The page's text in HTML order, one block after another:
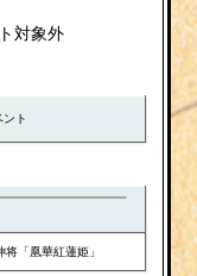
対象外
ト
将「凰華紅蓮姫」